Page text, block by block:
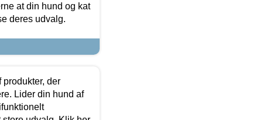
at din hund og kat
deres udvalg.
der
Lider din hund af